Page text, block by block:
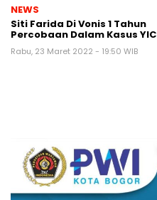
NEWS
Siti Farida Di Vonis 1 Tahun
Percobaan Dalam Kasus YIC
Rabu, 23 Maret 2022 - 19:50 WIB